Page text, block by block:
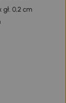
0,2 cm